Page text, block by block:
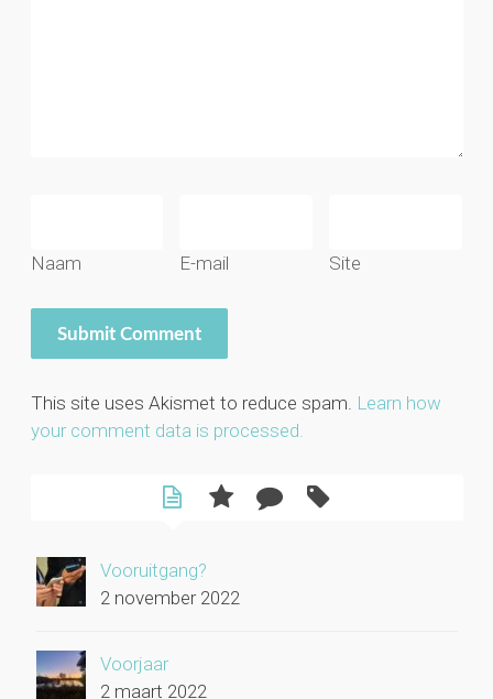
Naam E-mail Site
This site uses Akismet to reduce spam. Learn how
your comment data is processed.
Vooruitgang?
2 november 2022
Voorjaar
2 maart 2022